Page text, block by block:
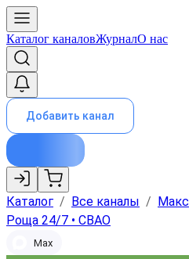
Каталог каналовЖурналО нас
Добавить канал
Каталог / Все каналы / Макс
Роща 24/7 • СВАО
Max